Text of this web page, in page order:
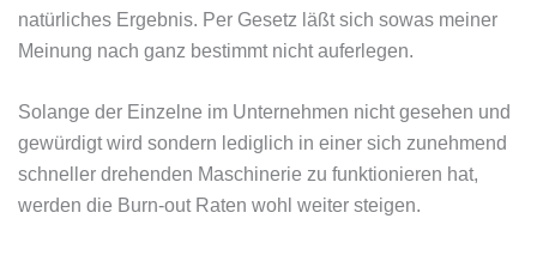
natürliches Ergebnis. Per Gesetz läßt sich sowas meiner
Meinung nach ganz bestimmt nicht auferlegen.
Solange der Einzelne im Unternehmen nicht gesehen und
gewürdigt wird sondern lediglich in einer sich zunehmend
schneller drehenden Maschinerie zu funktionieren hat,
werden die Burn-out Raten wohl weiter steigen.